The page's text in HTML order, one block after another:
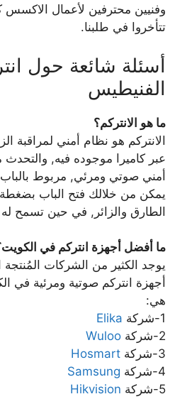
وفنيين محترفين لأعمال الاكسس
تتأخروا في طلبنا.
أسئلة شائعة حول
الفنيطيس
ما هو الانتركم؟
الانتركم هو نظام أمني لمراقبة
عبر كاميرا موجوده فيه,
أمني صوتي ومرئي, مربوط
يمكن من خلالك فتح الباب
الطارق والزائر, في حين تسمح له
ما أفضل أجهزة انتركم في
يوجد الكثير من الشركات المُنتجة
أجهزة انتركم صوتية ومرئية في
هي:
1-شركة
Elika
2-شركة
Wuloo
3-شركة
Hosmart
4-شركة
Samsung
5-شركة
Hikvision